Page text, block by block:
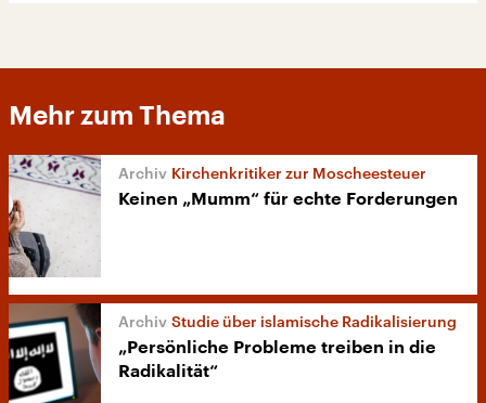
Mehr zum Thema
Kirchenkritiker zur Moscheesteuer
Keinen „Mumm“ für echte Forderungen
Studie über islamische Radikalisierung
„Persönliche Probleme treiben in die
Radikalität“